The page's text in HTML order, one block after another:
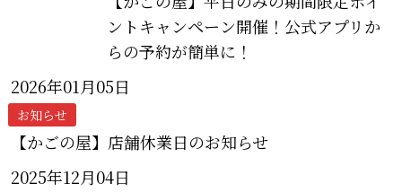
ントキャンペーン開催！公式アプリか
らの予約が簡単に！
2026年01月05日
お知らせ
【かごの屋】店舗休業日のお知らせ
2025年12月04日